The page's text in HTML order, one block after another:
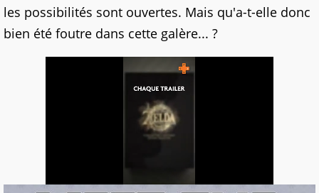
les possibilités sont ouvertes. Mais qu'a-t-elle donc
bien été foutre dans cette galère... ?